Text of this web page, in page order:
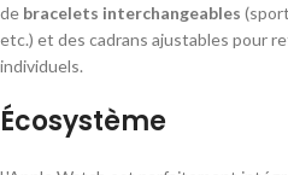
de bracelets interchangeables
etc.) et des cadrans ajustables pour
individuels.
Écosystème